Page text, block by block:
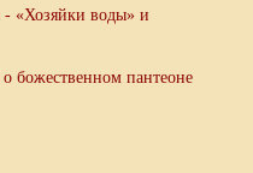
«Хозяйки воды» и
божественном пантеоне